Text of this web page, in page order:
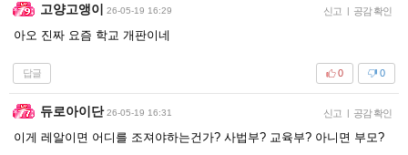
고양고앵이 26-05-19 16:29 신고 | 공감 확인
아오 진짜 요즘 학교 개판이네
답글 0
0
듀로아이단 26-05-19 16:31 신고 | 공감 확인
이게 레알이면 어디를 조져야하는건가? 사법부? 교육부? 아니면 부모?